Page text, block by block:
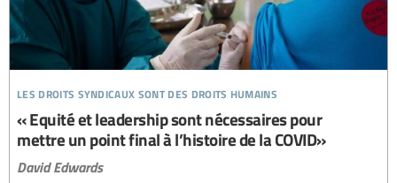
les droits syndicaux sont des droits humains
« Equité et leadership sont nécessaires pour
mettre un point final à l’histoire de la COVID»
David Edwards